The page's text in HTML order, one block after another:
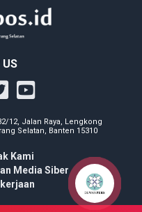
US
12, Jalan Raya, Lengkong
Selatan, Banten 15310
Kami
Media Siber